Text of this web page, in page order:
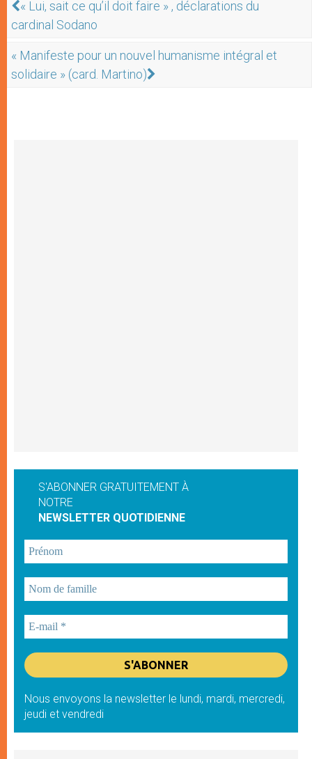
« Lui, sait ce qu’il doit faire » , déclarations du
cardinal Sodano
« Manifeste pour un nouvel humanisme intégral et
solidaire » (card. Martino)
S'ABONNER GRATUITEMENT À
NOTRE
NEWSLETTER QUOTIDIENNE
Nous envoyons la newsletter le lundi, mardi, mercredi,
jeudi et vendredi